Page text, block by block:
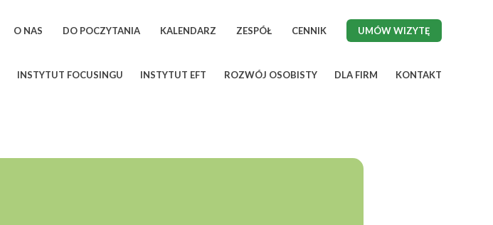
O NAS DO POCZYTANIA KALENDARZ ZESPÓŁ CENNIK UMÓW WIZYTĘ
INSTYTUT FOCUSINGU INSTYTUT EFT ROZWÓJ OSOBISTY DLA FIRM KONTAKT